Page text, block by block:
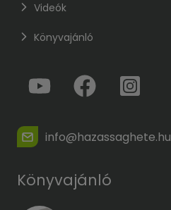
Videók
Könyvajánló
info@hazassaghete.hu
Könyvajánló